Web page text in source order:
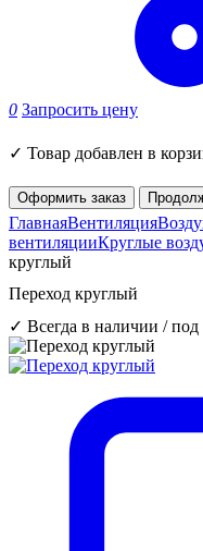
0 Запросить цену
✓ Товар добавлен в
Оформить заказ
ГлавнаяВентиляция
вентиляцииКруглые
круглый
Переход круглый
✓ Всегда в наличии / под